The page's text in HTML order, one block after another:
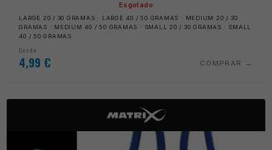
Esgotado
LARGE 20 / 30 GRAMAS · LARGE 40 / 50 GRAMAS · MEDIUM 20 / 30
GRAMAS · MEDIUM 40 / 50 GRAMAS · SMALL 20 / 30 GRAMAS · SMALL
40 / 50 GRAMAS
Desde
4,99 € COMPRAR